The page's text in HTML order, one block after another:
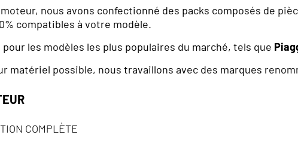
nous avons confectionné des packs composés de
compatibles à votre modèle.
les modèles les plus populaires du marché, tels que
matériel possible, nous travaillons avec des marques
COMPLÈTE